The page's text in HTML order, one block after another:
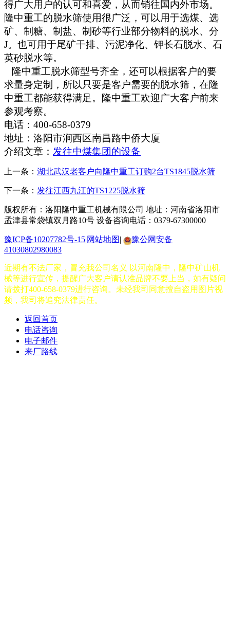
得广大用户的认可和喜爱，从而销往国内外市场。
隆中重工的脱水筛使用很广泛，可以用于选煤、选
矿、制糖、制盐、制砂等行业部分物料的脱水、分
J。也可用于尾矿干排、污泥净化、钾长石脱水、石
英砂脱水等。
隆中重工脱水筛型号齐全，还可以根据客户的要
求量身定制，所以只要是客户需要的脱水筛，在隆
中重工都能获得满足。隆中重工欢迎广大客户前来
参观考察。
电话：400-658-0379
地址：洛阳市涧西区南昌路中侨大厦
介绍文章： 发往中煤集团的设备
上一条： 湖北武汉老客户向隆中重工订购2台TS1845脱水筛
下一条： 发往江西九江的TS1225脱水筛
版权所有：洛阳隆中重工机械有限公司 地址：河南省洛阳市
孟津县常袋镇双月路10号 设备咨询电话：0379-67300000
豫ICP备10207782号-15|网站地图|
豫公网安备
41030802980083
近期有不法厂家，冒充我公司名义 以河南隆中，隆中矿山机
械等进行宣传，提醒广大客户请认准品牌不要上当，如有疑问
请拨打400-658-0379进行咨询。未经我司同意擅自盗用图片视
频，我司将追究法律责任。
返回首页
电话咨询
电子邮件
来厂路线